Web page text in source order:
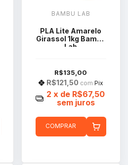
BAMBU LAB
PLA Lite Amarelo
Girassol 1kg Bambu
Lab
R$135,00
R$121,50 com Pix
2 x de R$67,50
sem juros
COMPRAR